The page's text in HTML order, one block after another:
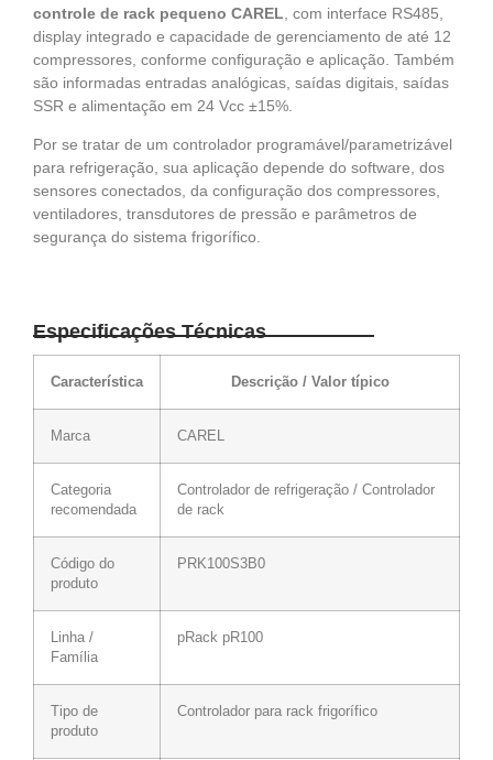
controle de rack pequeno CAREL , com interface RS485,
display integrado e capacidade de gerenciamento de até 12
compressores, conforme configuração e aplicação. Também
são informadas entradas analógicas, saídas digitais, saídas
SSR e alimentação em 24 Vcc ±15%.
Por se tratar de um controlador programável/parametrizável
para refrigeração, sua aplicação depende do software, dos
sensores conectados, da configuração dos compressores,
ventiladores, transdutores de pressão e parâmetros de
segurança do sistema frigorífico.
Especificações Técnicas
Característica Descrição / Valor típico
Marca CAREL
Categoria
recomendada
Controlador de refrigeração / Controlador
de rack
Código do
produto
PRK100S3B0
Linha /
Família
pRack pR100
Tipo de
produto
Controlador para rack frigorífico